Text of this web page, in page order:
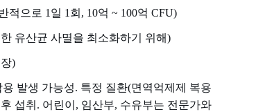
적으로 1일 1회, 10억 ~ 100억 CFU)
유산균 사멸을 최소화하기 위해)
)
발생 가능성. 특정 질환(면역억제제 복용
섭취. 어린이, 임산부, 수유부는 전문가와